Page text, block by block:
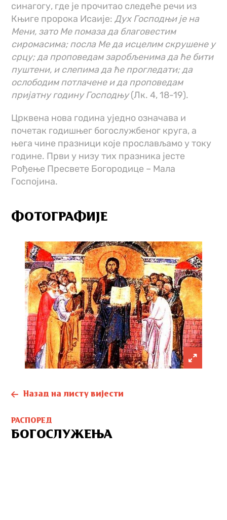
синагогу, где је прочитао следеће речи из
Књиге пророка Исаије:Дух Господњи је на
Мени, зато Ме помаза да благовестим
сиромасима; посла Ме да исцелим скрушене у
срцу; да проповедам заробљенима да ће бити
пуштени, и слепима да ће прогледати; да
ослободим потлачене и да проповедам
пријатну годину Господњу(Лк. 4, 18-19).
Црквена нова година уједно означава и
почетак годишњег богослужбеног круга, а
њега чине празници које прослављамо у току
године. Први у низу тих празника јесте
Рођење Пресвете Богородице – Мала
Госпојина.
ФОТОГРАФИЈЕ
Назад на листу вијести
РАСПОРЕД
БОГОСЛУЖЕЊА